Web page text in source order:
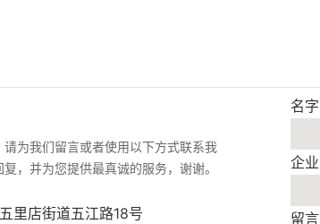
为我们留言或者使用以下方式联系我
，并为您提供最真诚的服务，谢谢。
里店街道五江路18号
名字
企业
留言